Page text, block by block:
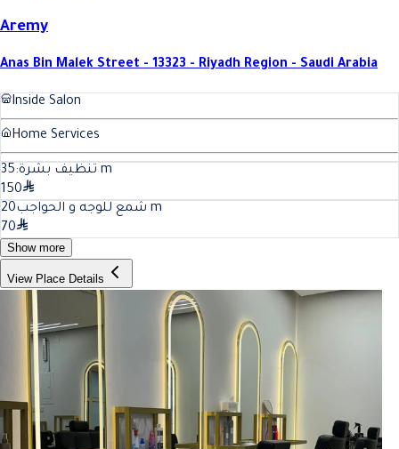
Aremy
Anas Bin Malek Street - 13323 - Riyadh Region - Saudi Arabia
Inside Salon
Home Services
تنظيف بشرة:35
m
150
شمع للوجه و الحواجب20
m
70
Show more
View Place Details